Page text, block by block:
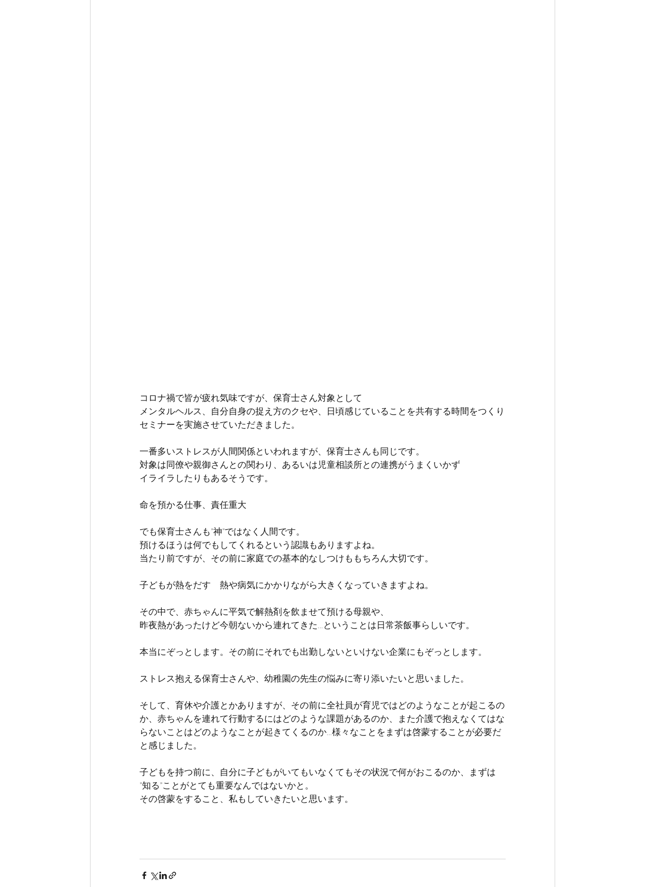
コロナ禍で皆が疲れ気味ですが、保育士さん対象として
メンタルヘルス、自分自身の捉え方のクセや、日頃感じていることを共有する時間をつくり
セミナーを実施させていただきました。
一番多いストレスが人間関係といわれますが、保育士さんも同じです。
対象は同僚や親御さんとの関わり、あるいは児童相談所との連携がうまくいかず
イライラしたりもあるそうです。
命を預かる仕事、責任重大
でも保育士さんも”神”ではなく人間です。
預けるほうは何でもしてくれるという認識もありますよね。
当たり前ですが、その前に家庭での基本的なしつけももちろん大切です。
子どもが熱をだす　熱や病気にかかりながら大きくなっていきますよね。
その中で、赤ちゃんに平気で解熱剤を飲ませて預ける母親や、
昨夜熱があったけど今朝ないから連れてきた…ということは日常茶飯事らしいです。
本当にぞっとします。その前にそれでも出勤しないといけない企業にもぞっとします。
ストレス抱える保育士さんや、幼稚園の先生の悩みに寄り添いたいと思いました。
そして、育休や介護とかありますが、その前に全社員が育児ではどのようなことが起こるの
か、赤ちゃんを連れて行動するにはどのような課題があるのか、また介護で抱えなくてはな
らないことはどのようなことが起きてくるのか…様々なことをまずは啓蒙することが必要だ
と感じました。
子どもを持つ前に、自分に子どもがいてもいなくてもその状況で何がおこるのか、まずは
”知る”ことがとても重要なんではないかと。
その啓蒙をすること、私もしていきたいと思います。